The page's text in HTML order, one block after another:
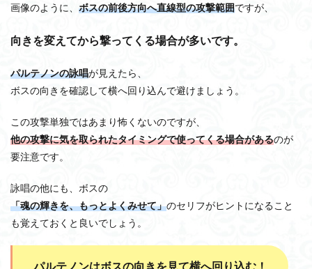
画像のように、 ボスの前後方向へ直線型の攻撃範囲ですが、
向きを変えてから撃ってくる場合が多いです。
パルテノンの詠唱が見えたら、
ボスの向きを確認して横へ回り込んで避けましょう。
この攻撃単独ではあまり怖くないのですが、
他の攻撃に気を取られたタイミングで使ってくる場合があるのが
要注意です。
詠唱の他にも、ボスの
「魂の輝きを、もっとよくみせて」のセリフがヒントになること
も覚えておくと良いでしょう。
パルテノンはボスの向きを見て横へ回り込む！